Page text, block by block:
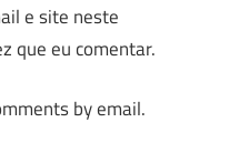
e site neste
que eu comentar.
by email.